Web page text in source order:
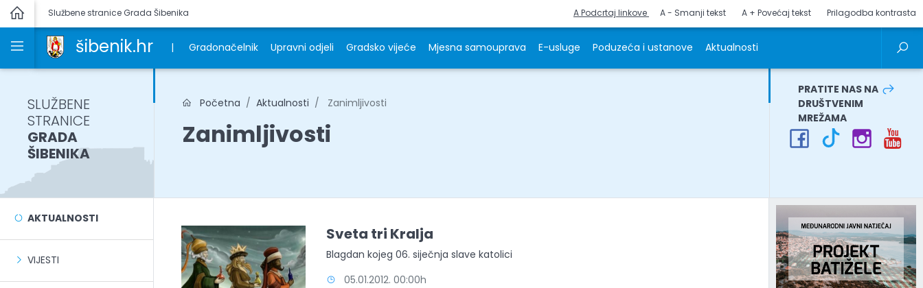
Službene stranice Grada Šibenika A Podcrtaj linkove A - Smanji tekst A + Povećaj tekst Prilagodba kontrasta
šibenik.hr | Gradonačelnik Upravni odjeli Gradsko vijeće Mjesna samouprava E-usluge Poduzeća i ustanove Aktualnosti
SLUŽBENE
STRANICE
GRADA
ŠIBENIKA
Početna Aktualnosti Zanimljivosti
Zanimljivosti
PRATITE NAS NA
DRUŠTVENIM
MREŽAMA
AKTUALNOSTI
VIJESTI
Sveta tri Kralja
Blagdan kojeg 06. siječnja slave katolici
05.01.2012. 00:00h